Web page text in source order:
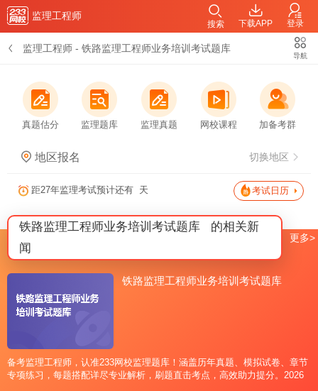
监理工程师
下载APP 登录
搜索
监理工程师 - 铁路监理工程师业务培训考试题库
导航
真题估分 监理题库 监理真题 网校课程 加备考群
地区报名 切换地区
距27年监理考试预计还有 天 考试日历
铁路监理工程师业务培训考试题库
的相关新
闻
铁路监理工程师业务培训考试题库
备考监理工程师，认准233网校监理题库！涵盖历年真题、模拟试卷、章节
专项练习，每题搭配详尽专业解析，刷题直击考点，高效助力提分。2026
更多>